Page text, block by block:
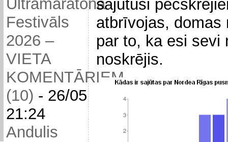
Ultramaratona
Festivāls
2026 –
VIETA
KOMENTĀRIEM
(10) - 26/05
21:24
Andulis
sajutuši
atbrīvojas, domas
par to, ka esi sevi
noskrējis.